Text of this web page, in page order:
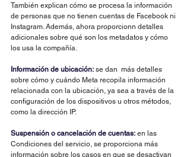
También explican cómo se procesa la información
de personas que no tienen cuentas de Facebook ni
Instagram. Además, ahora proporcionn detalles
adicionales sobre qué son los metadatos y cómo
los usa la compañía.
Información de ubicación: se dan  más detalles
sobre cómo y cuándo Meta recopila información
relacionada con la ubicación, ya sea a través de la
configuración de los dispositivos u otros métodos,
como la dirección IP.
Suspensión o cancelación de cuentas: en las
Condiciones del servicio, se proporciona más
información sobre los casos en que se desactivan